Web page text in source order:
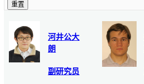
重置
河井公大
朗
副研究员